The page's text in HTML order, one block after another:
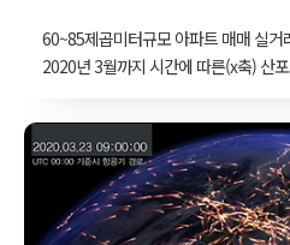
60~85제곱미터규모 아파트 매매 실
2020년 3월까지 시간에 따른(x축) 산
보면 2014년부터 2017년까지는 취득
제한선 위로 좀처럼 거래금액이 올라오
사람 입장에서는 취득세 때문에 9억
파는 사람은 양도세 제한을 약간 고려
시세 자체가 9억을 확실히 넘어가는